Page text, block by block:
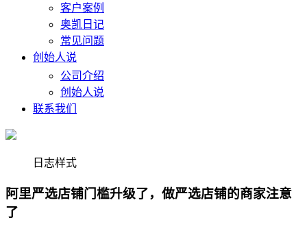
客户案例
奥凯日记
常见问题
创始人说
公司介绍
创始人说
联系我们
日志样式
阿里严选店铺门槛升级了，做严选店铺的商家注意
了